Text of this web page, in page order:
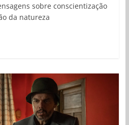
sobre conscientização
da natureza